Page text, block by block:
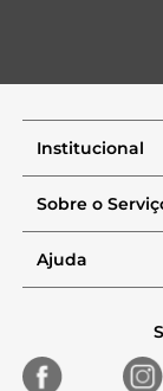
Institucional
Sobre o
Ajuda